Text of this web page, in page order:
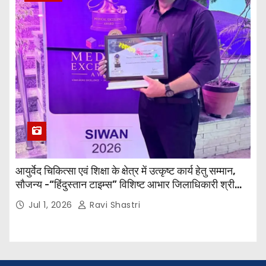
आयुर्वेद चिकित्सा एवं शिक्षा के क्षेत्र में उत्कृष्ट कार्य हेतु सम्मान,
सौजन्य -“हिंदुस्तान टाइम्स” विशिष्ट आभार जिलाधिकारी श्री
विवेक रंजन मैत्रेय (भा०प्र० से०), आरक्षी अधीक्षक श्री पूरन झा
(भा०पु०से०) सिविल सर्जन, सिवान एवं ब्यूरो चीफ श्री नीरज
Jul 1, 2026 Ravi Shastri